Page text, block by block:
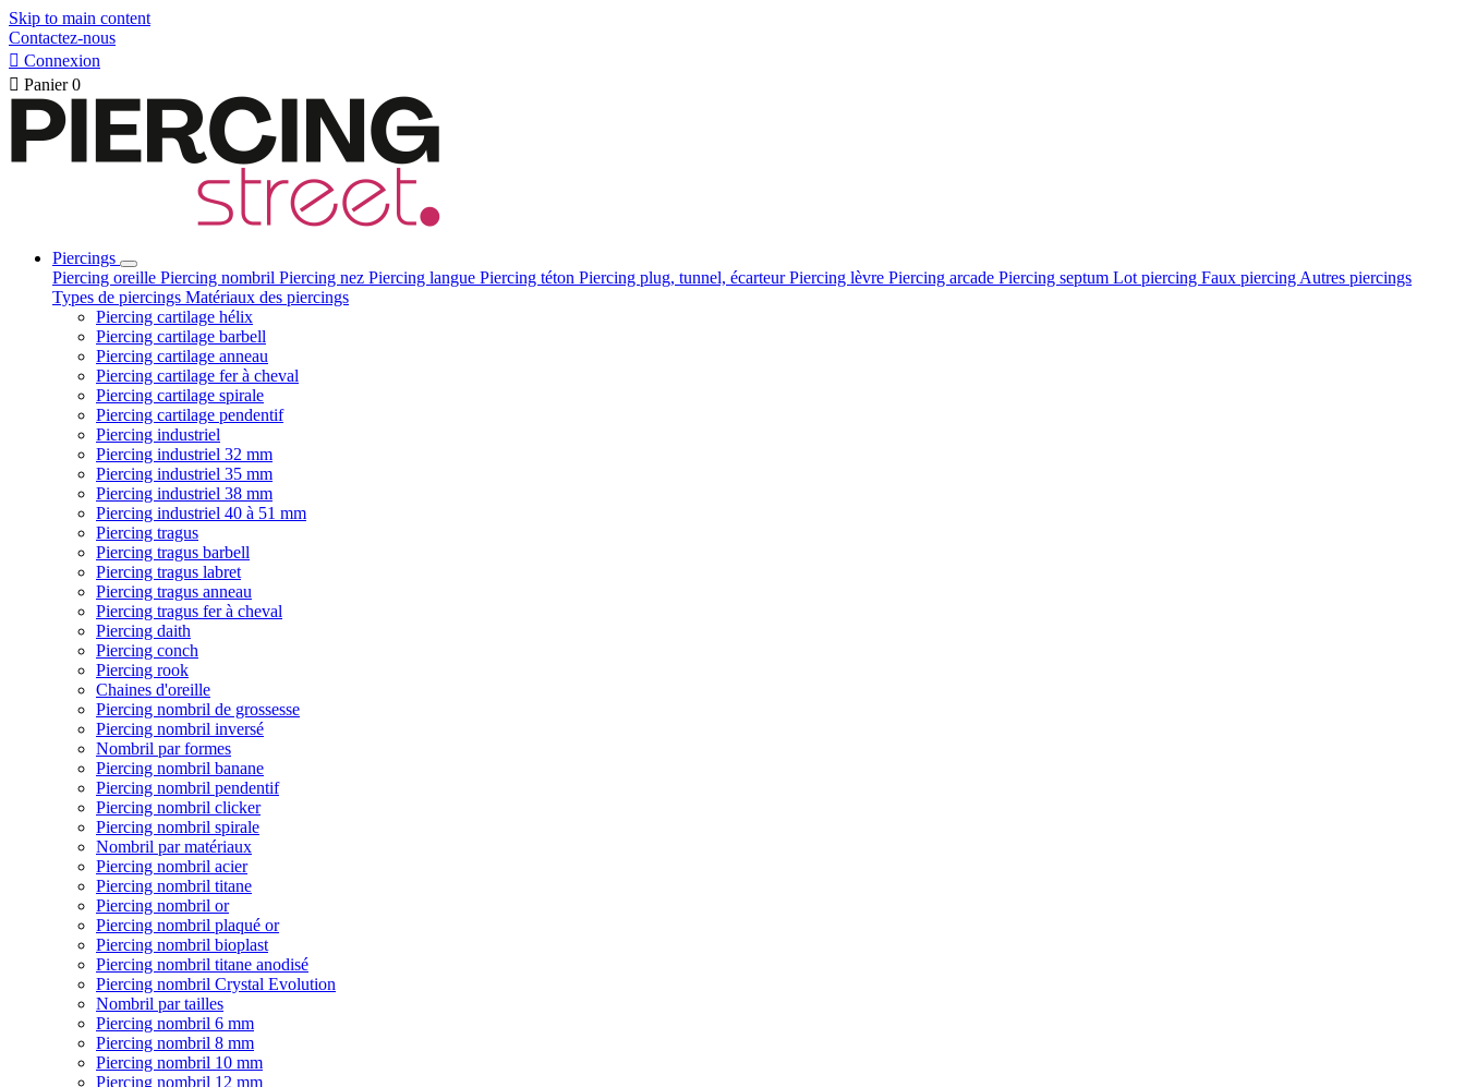
Skip to main content
Contactez-nous
 Connexion
 Panier 0
Piercings
Piercing oreille Piercing nombril Piercing nez Piercing langue Piercing téton Piercing plug, tunnel, écarteurPiercing lèvre Piercing arcade Piercing septum Lot piercing Faux piercing Autres piercings
Types de piercings Matériaux des piercings
Piercing cartilage hélix
Piercing cartilage barbell
Piercing cartilage anneau
Piercing cartilage fer à cheval
Piercing cartilage spirale
Piercing cartilage pendentif
Piercing industriel
Piercing industriel 32 mm
Piercing industriel 35 mm
Piercing industriel 38 mm
Piercing industriel 40 à 51 mm
Piercing tragus
Piercing tragus barbell
Piercing tragus labret
Piercing tragus anneau
Piercing tragus fer à cheval
Piercing daith
Piercing conch
Piercing rook
Chaines d'oreille
Piercing nombril de grossesse
Piercing nombril inversé
Nombril par formes
Piercing nombril banane
Piercing nombril pendentif
Piercing nombril clicker
Piercing nombril spirale
Nombril par matériaux
Piercing nombril acier
Piercing nombril titane
Piercing nombril or
Piercing nombril plaqué or
Piercing nombril bioplast
Piercing nombril titane anodisé
Piercing nombril Crystal Evolution
Nombril par tailles
Piercing nombril 6 mm
Piercing nombril 8 mm
Piercing nombril 10 mm
Piercing nombril 12 mm